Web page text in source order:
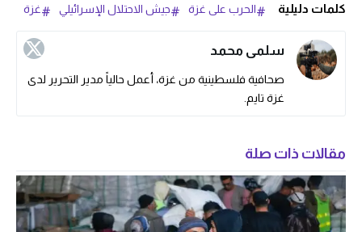
كلمات دليلية الحرب على غزة جيش الاحتلال الإسرائيلي غزة
سلمى محمد
صحافية فلسطينية من غزة، أعمل حالياً مدير التحرير لدى
غزة تايم.
مقالات ذات صلة